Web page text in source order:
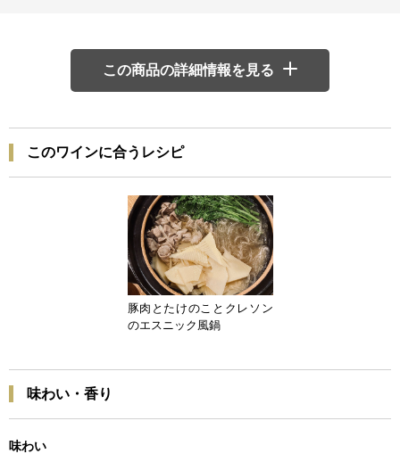
この商品の詳細情報を見る
このワインに合うレシピ
豚肉とたけのことクレソン
のエスニック風鍋
味わい・香り
味わい